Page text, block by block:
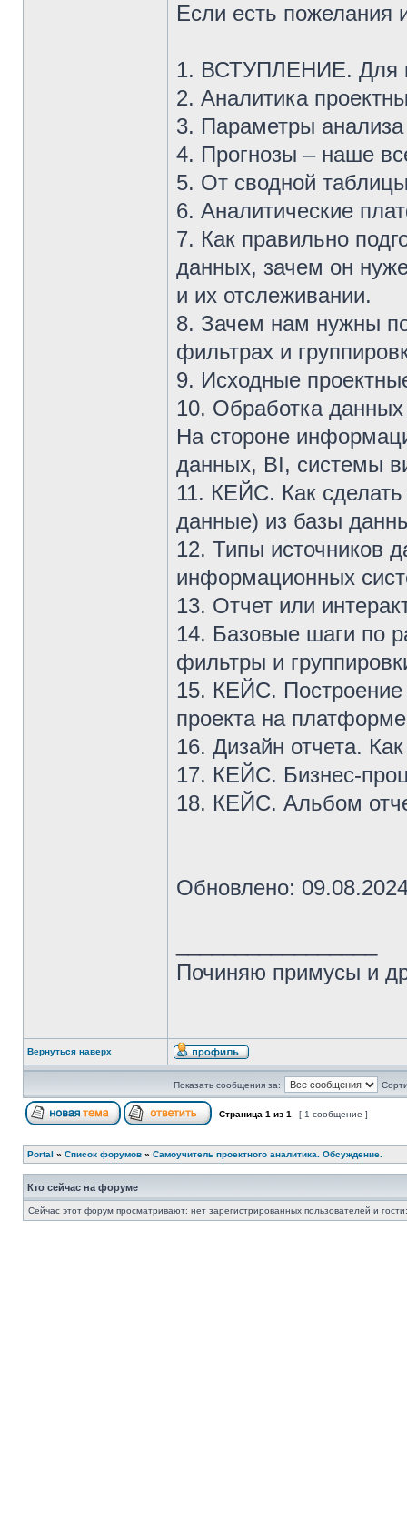
Если есть пожелания
1. ВСТУПЛЕНИЕ. Для
2. Аналитика
3. Параметры анализа
4. Прогнозы – наше
5. От сводной
6. Аналитические
7. Как правильно
данных, зачем он
и их отслеживании.
8. Зачем нам нужны
фильтрах и
9. Исходные
10. Обработка
На стороне
данных, BI, системы
11. КЕЙС. Как
данные) из базы
12. Типы источников
информационных
13. Отчет или
14. Базовые шаги по
фильтры и
15. КЕЙС. Построение
проекта на
16. Дизайн отчета.
17. КЕЙС. Бизнес-
18. КЕЙС. Альбом
Обновлено:
Починяю примусы и
Вернуться наверх
Показать сообщения за:
Страница 1 из 1 [ 1 сообщение ]
Portal » Список форумов » Самоучитель проектного аналитика. Обсуждение.
Кто сейчас на форуме
Сейчас этот форум просматривают: нет зарегистрированных пользователей и